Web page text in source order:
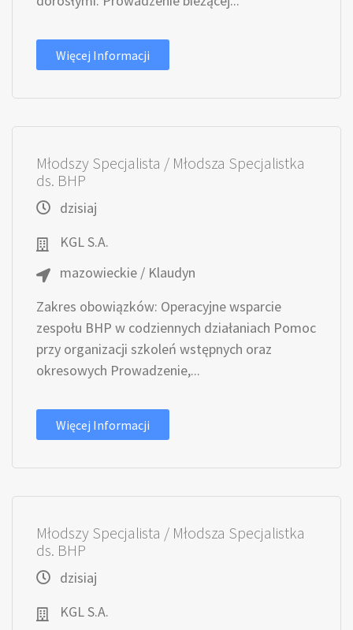
Więcej Informacji
Młodszy Specjalista / Młodsza Specjalistka
ds. BHP
dzisiaj
KGL S.A.
mazowieckie / Klaudyn
Zakres obowiązków: Operacyjne wsparcie
zespołu BHP w codziennych działaniach Pomoc
przy organizacji szkoleń wstępnych oraz
okresowych Prowadzenie,...
Więcej Informacji
Młodszy Specjalista / Młodsza Specjalistka
ds. BHP
dzisiaj
KGL S.A.